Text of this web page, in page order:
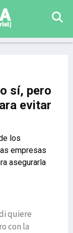
sí, pero
evitar
los
empresas
asegurarla
quiere
con la